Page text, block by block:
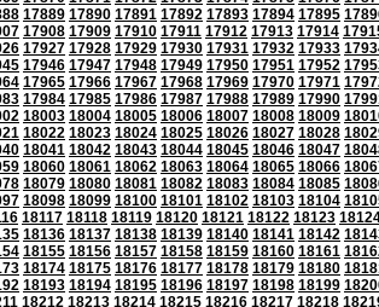
17889 17890 17891 17892 17893 17894 17895
17908 17909 17910 17911 17912 17913 17914
17927 17928 17929 17930 17931 17932 17933
17946 17947 17948 17949 17950 17951 17952
17965 17966 17967 17968 17969 17970 17971
17984 17985 17986 17987 17988 17989 17990
18003 18004 18005 18006 18007 18008 18009
18022 18023 18024 18025 18026 18027 18028
18041 18042 18043 18044 18045 18046 18047
18060 18061 18062 18063 18064 18065 18066
18079 18080 18081 18082 18083 18084 18085
18098 18099 18100 18101 18102 18103 18104
18117 18118 18119 18120 18121 18122 18123
18136 18137 18138 18139 18140 18141 18142
18155 18156 18157 18158 18159 18160 18161
18174 18175 18176 18177 18178 18179 18180
18193 18194 18195 18196 18197 18198 18199
18212 18213 18214 18215 18216 18217 18218